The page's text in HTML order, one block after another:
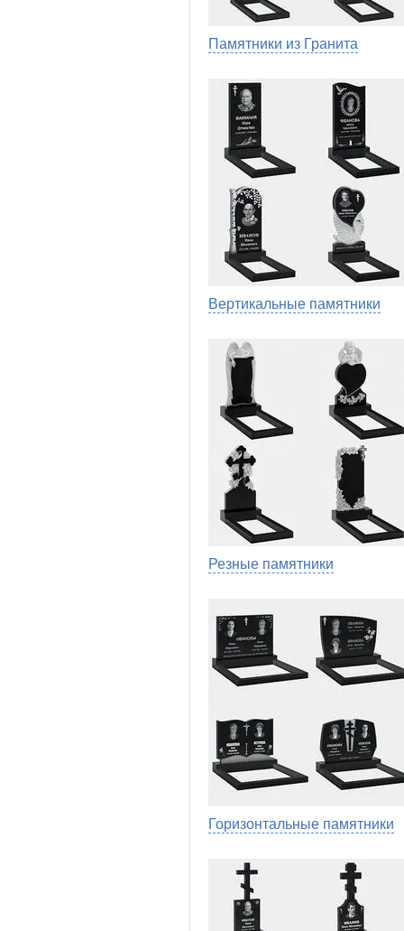
Памятники из Гранита
Вертикальные памятники
Резные памятники
Горизонтальные памятники